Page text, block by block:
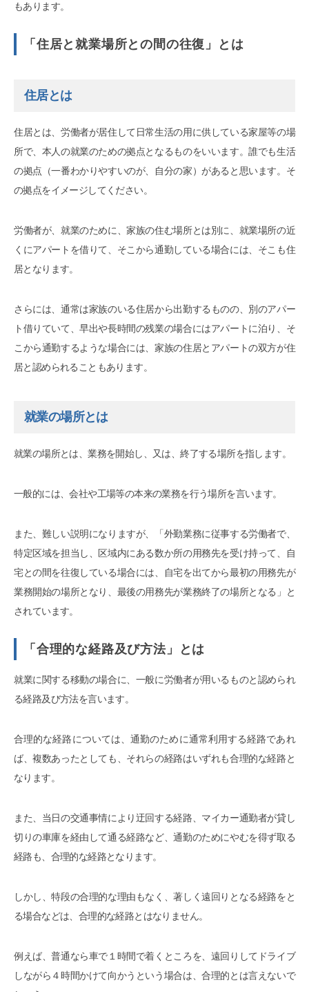
もあります。
「住居と就業場所との間の往復」とは
住居とは
住居とは、労働者が居住して日常生活の用に供している家屋等の場
所で、本人の就業のための拠点となるものをいいます。誰でも生活
の拠点（一番わかりやすいのが、自分の家）があると思います。そ
の拠点をイメージしてください。
労働者が、就業のために、家族の住む場所とは別に、就業場所の近
くにアパートを借りて、そこから通勤している場合には、そこも住
居となります。
さらには、通常は家族のいる住居から出勤するものの、別のアパー
ト借りていて、早出や長時間の残業の場合にはアパートに泊り、そ
こから通勤するような場合には、家族の住居とアパートの双方が住
居と認められることもあります。
就業の場所とは
就業の場所とは、業務を開始し、又は、終了する場所を指します。
一般的には、会社や工場等の本来の業務を行う場所を言います。
また、難しい説明になりますが、「外勤業務に従事する労働者で、
特定区域を担当し、区域内にある数か所の用務先を受け持って、自
宅との間を往復している場合には、自宅を出てから最初の用務先が
業務開始の場所となり、最後の用務先が業務終了の場所となる」と
されています。
「合理的な経路及び方法」とは
就業に関する移動の場合に、一般に労働者が用いるものと認められ
る経路及び方法を言います。
合理的な経路については、通勤のために通常利用する経路であれ
ば、複数あったとしても、それらの経路はいずれも合理的な経路と
なります。
また、当日の交通事情により迂回する経路、マイカー通勤者が貸し
切りの車庫を経由して通る経路など、通勤のためにやむを得ず取る
経路も、合理的な経路となります。
しかし、特段の合理的な理由もなく、著しく遠回りとなる経路をと
る場合などは、合理的な経路とはなりません。
例えば、普通なら車で１時間で着くところを、遠回りしてドライブ
しながら４時間かけて向かうという場合は、合理的とは言えないで